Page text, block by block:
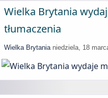
Wielka Brytania
tłumaczenia
Wielka Brytania niedziela, 18